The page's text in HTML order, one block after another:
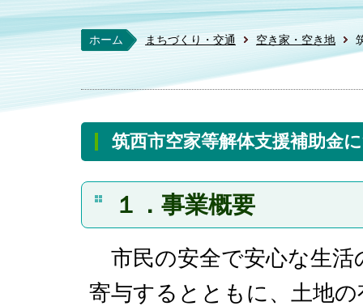
ホーム まちづくり・交通 空き家・空き地
筑西市空家等解体支援補助金
１．事業概要
市民の安全で安心な生活
寄与するとともに、土地